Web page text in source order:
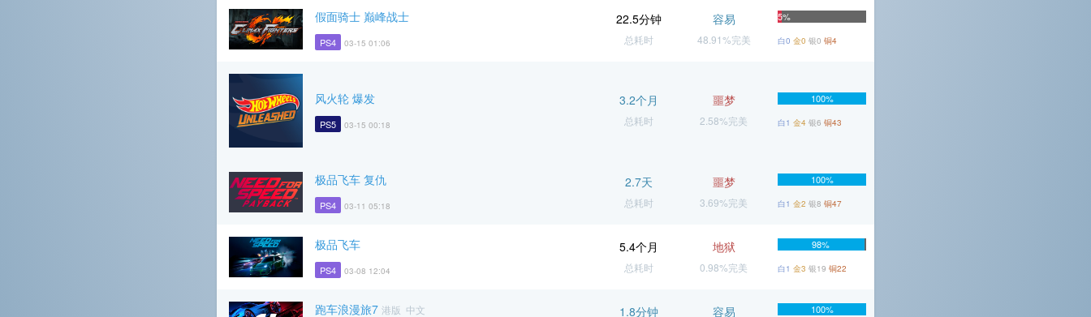
假面骑士 巅峰战士
PS4 03-15 01:06
22.5分钟
总耗时
容易
48.91%完美
5%
白0 金0 银0 铜4
风火轮 爆发
PS5 03-15 00:18
3.2个月
总耗时
噩梦
2.58%完美
100%
白1 金4 银6 铜43
极品飞车 复仇
PS4 03-11 05:18
2.7天
总耗时
噩梦
3.69%完美
100%
白1 金2 银8 铜47
极品飞车
PS4 03-08 12:04
5.4个月
总耗时
地狱
0.98%完美
98%
白1 金3 银19 铜22
跑车浪漫旅7 港版 中文 1.8分钟 容易 100%